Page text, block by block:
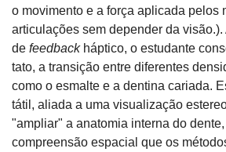
o movimento e a força aplicada pelos
articulações sem depender da
de feedback háptico, o estudante
tato, a transição entre diferentes
como o esmalte e a dentina cariada.
tátil, aliada a uma visualização
"ampliar" a anatomia interna do
compreensão espacial que os